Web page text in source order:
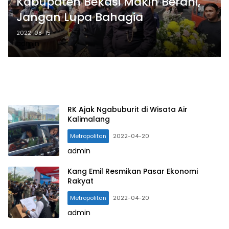
Jangan Lupa Bahagia
2022-08-15
admin
RK Ajak Ngabuburit di Wisata Air
Kalimalang
Metropolitan 2022-04-20
admin
Kang Emil Resmikan Pasar Ekonomi
Rakyat
Metropolitan 2022-04-20
admin